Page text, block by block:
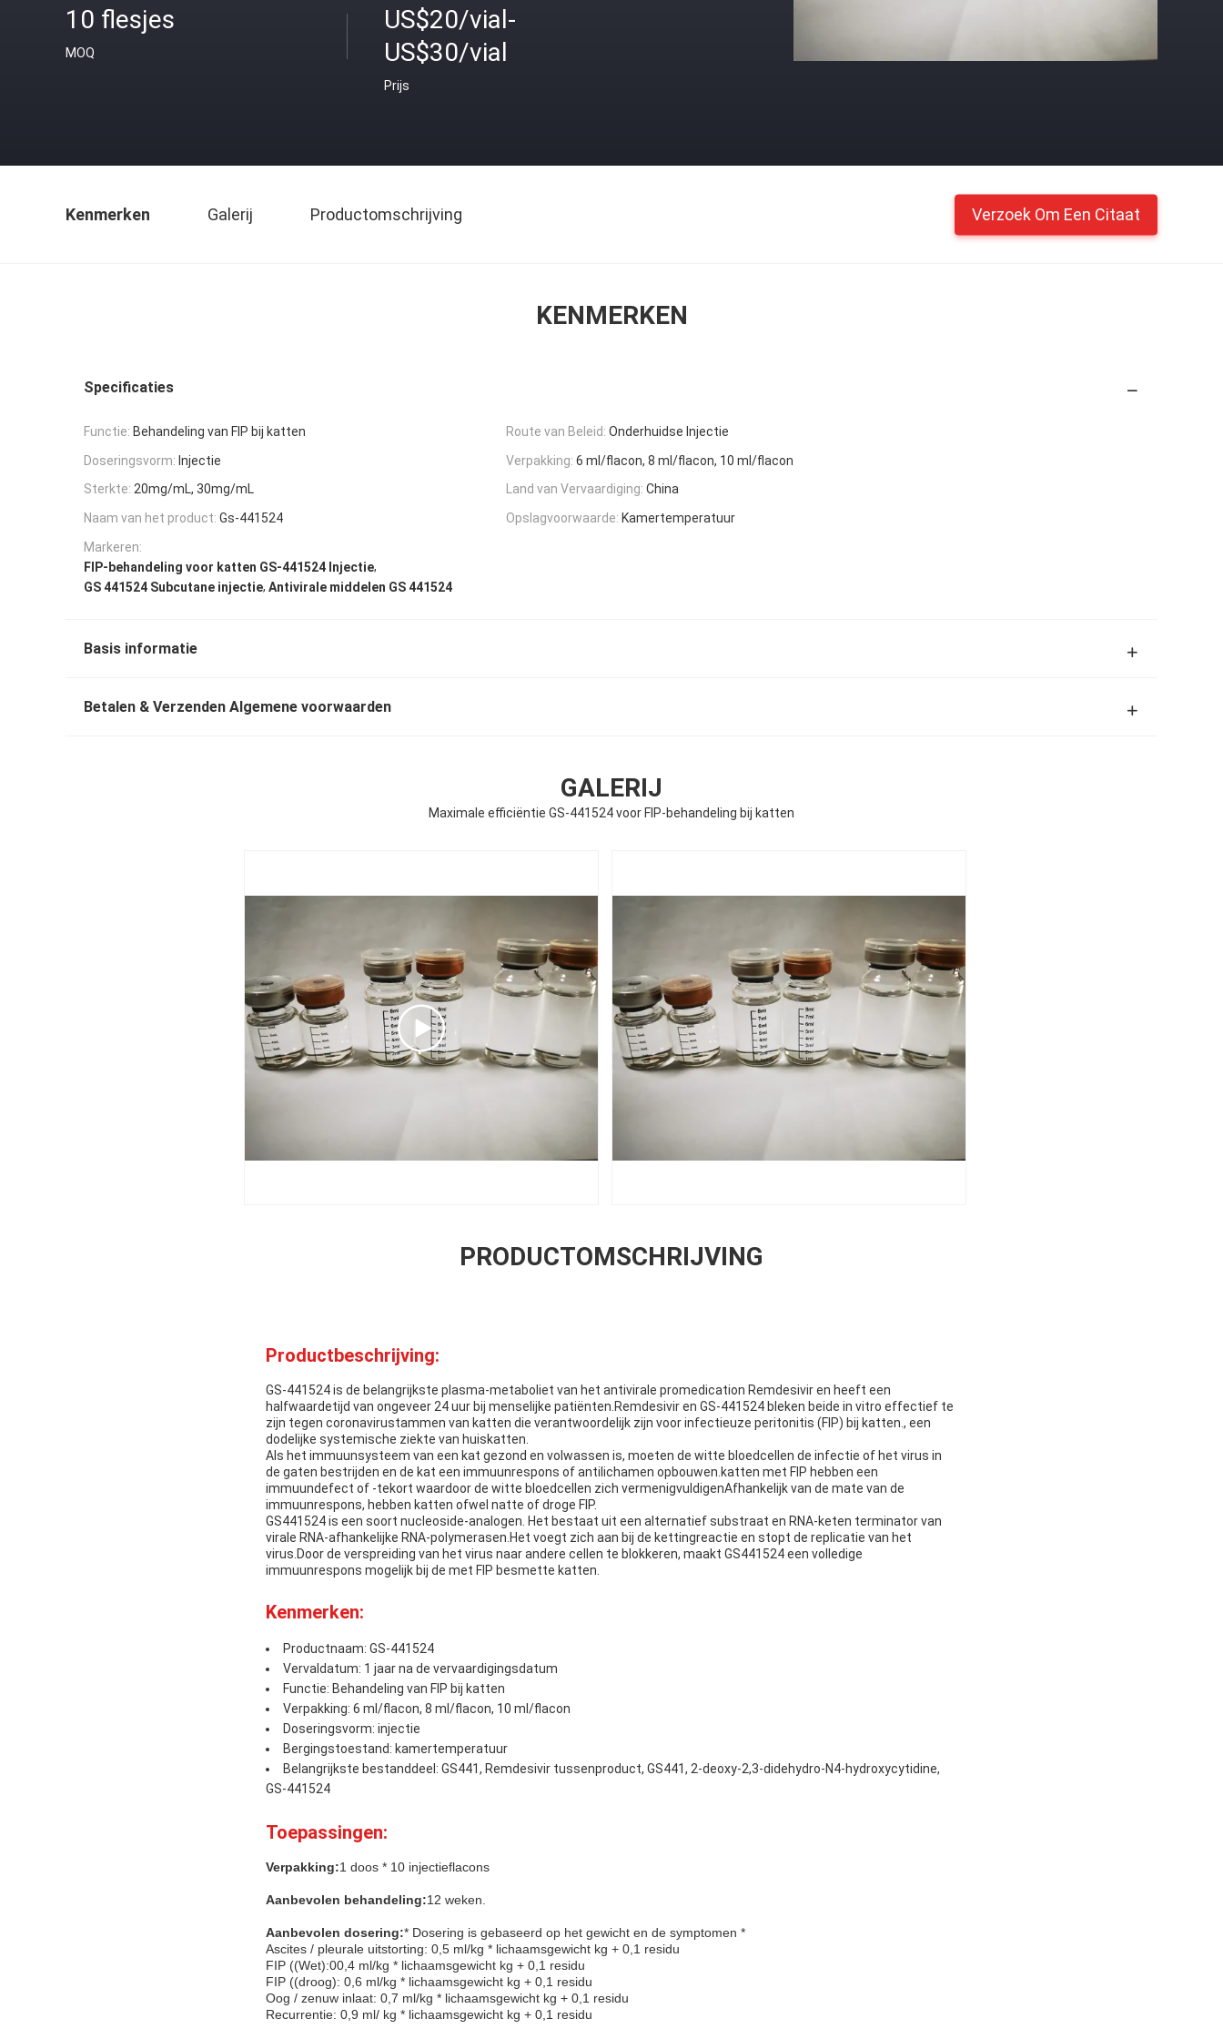
10 flesjes
MOQ
US$20/vial-
US$30/vial
Prijs
Kenmerken Galerij Productomschrijving Verzoek Om Een Citaat
KENMERKEN
Specificaties
Functie: Behandeling van FIP bij katten Route van Beleid: Onderhuidse Injectie
Doseringsvorm: Injectie Verpakking: 6 ml/flacon, 8 ml/flacon, 10 ml/flacon
Sterkte: 20mg/mL, 30mg/mL Land van Vervaardiging: China
Naam van het product: Gs-441524 Opslagvoorwaarde: Kamertemperatuur
Markeren:
FIP-behandeling voor katten GS-441524 Injectie,
GS 441524 Subcutane injectie, Antivirale middelen GS 441524
Basis informatie
Betalen & Verzenden Algemene voorwaarden
GALERIJ
Maximale efficiëntie GS-441524 voor FIP-behandeling bij katten
PRODUCTOMSCHRIJVING
Productbeschrijving:
GS-441524 is de belangrijkste plasma-metaboliet van het antivirale promedication Remdesivir en heeft een
halfwaardetijd van ongeveer 24 uur bij menselijke patiënten.Remdesivir en GS-441524 bleken beide in vitro effectief te
zijn tegen coronavirustammen van katten die verantwoordelijk zijn voor infectieuze peritonitis (FIP) bij katten., een
dodelijke systemische ziekte van huiskatten.
Als het immuunsysteem van een kat gezond en volwassen is, moeten de witte bloedcellen de infectie of het virus in
de gaten bestrijden en de kat een immuunrespons of antilichamen opbouwen.katten met FIP hebben een
immuundefect of -tekort waardoor de witte bloedcellen zich vermenigvuldigenAfhankelijk van de mate van de
immuunrespons, hebben katten ofwel natte of droge FIP.
GS441524 is een soort nucleoside-analogen. Het bestaat uit een alternatief substraat en RNA-keten terminator van
virale RNA-afhankelijke RNA-polymerasen.Het voegt zich aan bij de kettingreactie en stopt de replicatie van het
virus.Door de verspreiding van het virus naar andere cellen te blokkeren, maakt GS441524 een volledige
immuunrespons mogelijk bij de met FIP besmette katten.
Kenmerken:
Productnaam: GS-441524
Vervaldatum: 1 jaar na de vervaardigingsdatum
Functie: Behandeling van FIP bij katten
Verpakking: 6 ml/flacon, 8 ml/flacon, 10 ml/flacon
Doseringsvorm: injectie
Bergingstoestand: kamertemperatuur
Belangrijkste bestanddeel: GS441, Remdesivir tussenproduct, GS441, 2-deoxy-2,3-didehydro-N4-hydroxycytidine,
GS-441524
Toepassingen:
Verpakking:1 doos * 10 injectieflacons
Aanbevolen behandeling:12 weken.
Aanbevolen dosering:* Dosering is gebaseerd op het gewicht en de symptomen *
Ascites / pleurale uitstorting: 0,5 ml/kg * lichaamsgewicht kg + 0,1 residu
FIP ((Wet):00,4 ml/kg * lichaamsgewicht kg + 0,1 residu
FIP ((droog): 0,6 ml/kg * lichaamsgewicht kg + 0,1 residu
Oog / zenuw inlaat: 0,7 ml/kg * lichaamsgewicht kg + 0,1 residu
Recurrentie: 0,9 ml/ kg * lichaamsgewicht kg + 0,1 residu